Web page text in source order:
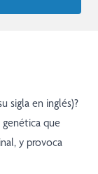
sigla en inglés)?
que
y provoca